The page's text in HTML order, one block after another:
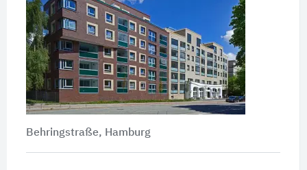
Behringstraße, Hamburg